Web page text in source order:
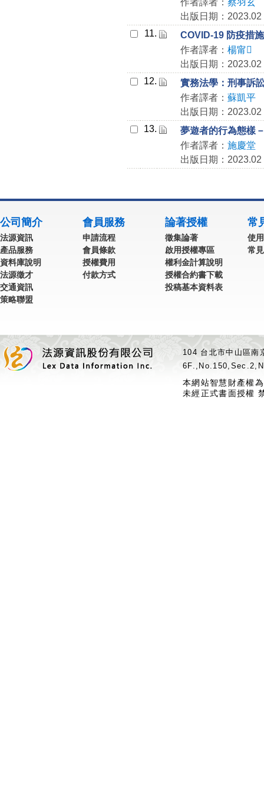
作者譯者： 蔡羽玄
出版日期：2023.02
11.
COVID-19 防疫措
作者譯者： 楊甯
出版日期：2023.02
12.
實務法學：刑事訴
作者譯者： 蘇凱平
出版日期：2023.02
13.
夢遊者的行為態樣
作者譯者： 施慶堂
出版日期：2023.02
公司簡介
法源資訊
產品服務
資料庫說明
法源徵才
交通資訊
策略聯盟
會員服務
申請流程
會員條款
授權費用
付款方式
論著授權
徵集論著
啟用授權專區
權利金計算說明
授權合約書下載
投稿基本資料表
常
使
常
104 台北市中山區
本網站智慧財產權
未經正式書面授權